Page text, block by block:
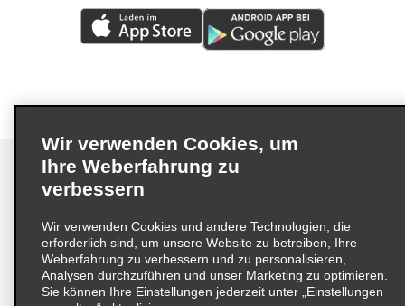
Impressum Nutzungsbedingungen
Datenschutzrichtlinie
Cookie-Richtlinie
Datenschutzoptionen
Lieferkettensorgfaltspflichtengesetz (LkSG) Grundsatzerklärung
Beschwerdeverfahren nach dem
Wir verwenden Cookies, um
Ihre Weberfahrung zu
verbessern
Wir verwenden Cookies und andere Technologien, die
erforderlich sind, um unsere Website zu betreiben, Ihre
Weberfahrung zu verbessern und zu personalisieren,
Analysen durchzuführen und unser Marketing zu optimieren.
Sie können Ihre Einstellungen jederzeit unter „Einstellungen